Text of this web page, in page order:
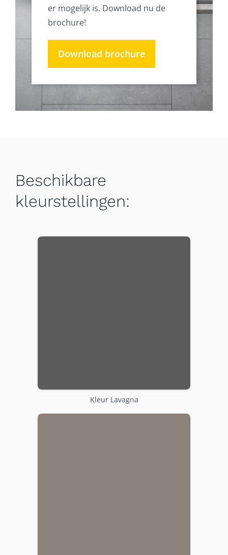
er mogelijk is. Download nu de
brochure!
Download brochure
Beschikbare
kleurstellingen:
Kleur Lavagna